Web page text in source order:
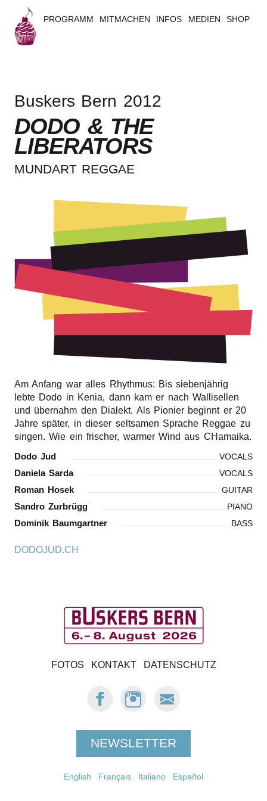
s
k
e
e
r
PROGRAMM MITMACHEN INFOS MEDIEN SHOP
Buskers Bern 2012
DODO & THE
LIBERATORS
MUND­ART REGGAE
Am Anfang war alles Rhyth­mus: Bis sieben­jäh­rig
lebte Dodo in Kenia, dann kam er nach Walli­sel­len
und über­nahm den Dialekt. Als Pionier beginnt er 20
Jahre später, in dieser selt­sa­men Spra­che Reggae zu
singen. Wie ein frischer, warmer Wind aus CHamaika.
Dodo Jud
VOCALS
Danie­la Sarda VOCALS
Roman Hosek GUITAR
Sandro Zurbrügg PIANO
Domi­nik Baumgartner BASS
DODOJUD.CH
B
s
k
e
r
FOTOS KONTAKT DATENSCHUTZ
FACEBOOK:
BUSKERS
INSTAGRAM:
BUSKERS
E-
MAIL
BERN
NEWSLETTER
English Français Italiano Español